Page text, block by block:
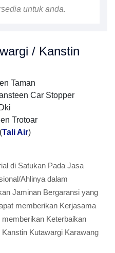
untuk anda.
/ Kanstin
Taman
Car Stopper
Trotoar
Tali Air)
di Satukan Pada Jasa
Ahlinya dalam
Jaminan Bergaransi yang
memberikan Kerjasama
Keterbaikan
Kutawargi Karawang